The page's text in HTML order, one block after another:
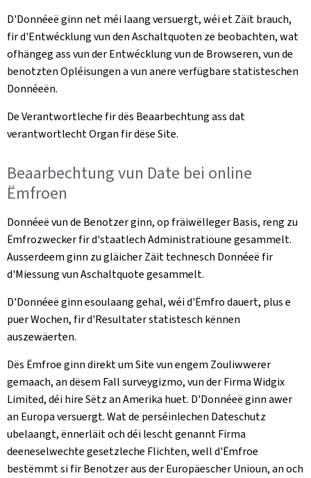
D'Donnéeë ginn net méi laang versuergt, wéi et Zäit brauch,
fir d'Entwécklung vun den Aschaltquoten ze beobachten, wat
ofhängeg ass vun der Entwécklung vun de Browseren, vun de
benotzten Opléisungen a vun anere verfügbare statisteschen
Donnéeën.
De Verantwortleche fir dës Beaarbechtung ass dat
verantwortlecht Organ fir dëse Site.
Beaarbechtung vun Date bei online
Ëmfroen
Donnéeë vun de Benotzer ginn, op fräiwëlleger Basis, reng zu
Ëmfrozwecker fir d'staatlech Administratioune gesammelt.
Ausserdeem ginn zu gläicher Zäit technesch Donnéeë fir
d'Miessung vun Aschaltquote gesammelt.
D'Donnéeë ginn esoulaang gehal, wéi d'Ëmfro dauert, plus e
puer Wochen, fir d'Resultater statistesch kënnen
auszewäerten.
Dës Ëmfroe ginn direkt um Site vun engem Zouliwwerer
gemaach, an dësem Fall surveygizmo, vun der Firma Widgix
Limited, déi hire Sëtz an Amerika huet. D'Donnéeë ginn awer
an Europa versuergt. Wat de perséinlechen Dateschutz
ubelaangt, ënnerläit och déi lescht genannt Firma
deeneselwechte gesetzleche Flichten, well d'Ëmfroe
bestëmmt si fir Benotzer aus der Europäescher Unioun, an och